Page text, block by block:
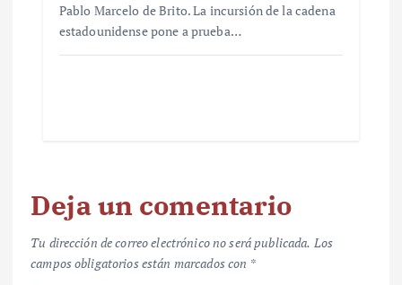
Pablo Marcelo de Brito. La incursión de la cadena
estadounidense pone a prueba…
Deja un comentario
Tu dirección de correo electrónico no será publicada. Los
campos obligatorios están marcados con *